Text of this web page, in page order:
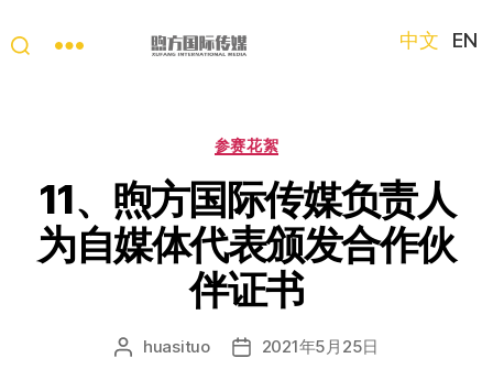
只
眼
看
中
国”
国
际
短
视
频
中文 EN
分
参赛花絮
11、煦方国际传媒负责人
为自媒体代表颁发合作伙
伴证书
文 huasituo
发 2021年5月25日